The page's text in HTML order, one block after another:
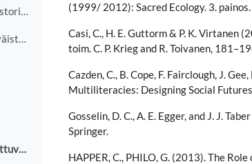
2.4. Ihmisen eläinsuhteen historiaa
2.5. Onko ihmiskeskeisyys väistämätöntä?
3. Muuttuva ympäristö, muuttuva tieto
(1999/ 2012): Sacred Ecology. 3.
Casi, C., H. E. Guttorm & P. K. Virtanen
toim. C. P. Krieg and R. Toivanen,
Cazden, C., B. Cope, F. Fairclough, J.
Multiliteracies: Designing Social
Gosselin, D. C., A. E. Egger, and J. J.
Springer.
HAPPER, C., PHILO, G. (2013). The